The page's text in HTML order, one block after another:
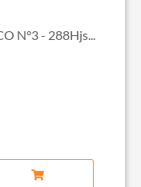
N°3 - 288Hjs...